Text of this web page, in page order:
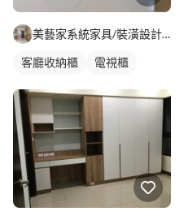
美藝家系統家具/裝潢設計/統包服務
客廳收納櫃 電視櫃